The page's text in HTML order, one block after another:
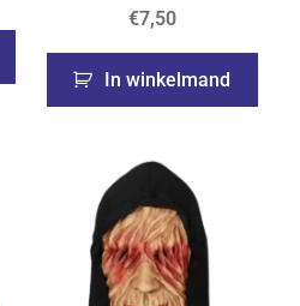
€7,50
In winkelmand